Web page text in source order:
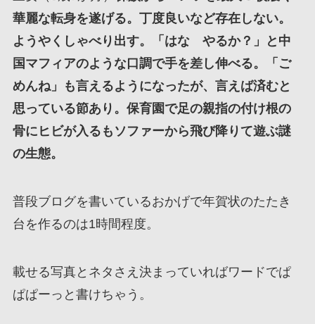
華麗な転身を遂げる。丁度良いなど存在しない。
ようやくしゃべり出す。「はな やるか？」と中
国マフィアのような口調で手を差し伸べる。「ご
めんね」も言えるようになったが、言えば済むと
思っている節あり。保育園で足の親指の付け根の
骨にヒビが入るもソファーから飛び降りて遊ぶ謎
の生態。
普段ブログを書いているおかげで年賀状のたたき
台を作るのは1時間程度。
載せる写真とネタさえ決まっていればワードでぱ
ぱぱーっと書けちゃう。